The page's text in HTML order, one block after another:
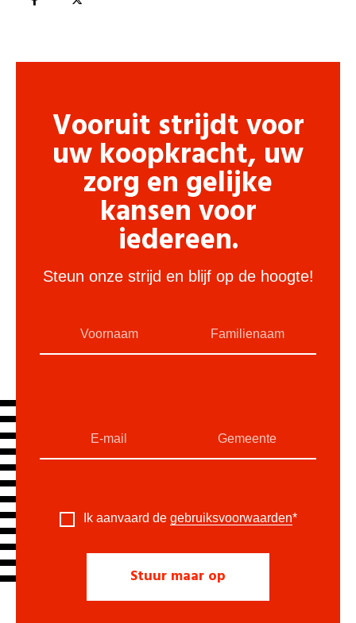
Vooruit strijdt voor
uw koopkracht, uw
zorg en gelijke
kansen voor
iedereen.
Steun onze strijd en blijf op de hoogte!
Ik aanvaard de gebruiksvoorwaarden*